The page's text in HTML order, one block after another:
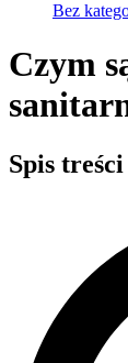
Bez
Czym
Spis